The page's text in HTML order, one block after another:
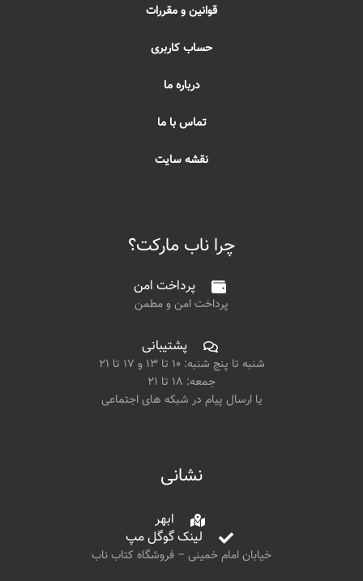
قوانین و مقررات
حساب کاربری
درباره ما
تماس با ما
نقشه سایت
چرا ناب مارکت؟
پرداخت امن
پرداخت امن و مطمن
پشتیبانی
شنبه تا پنج شنبه: ۱۰ تا ۱۳ و ۱۷ تا ۲۱
جمعه: ۱۸ تا ۲۱
یا ارسال پیام در شبکه های اجتماعی
نشانی
ابهر
لینک گوگل مپ
خیابان امام خمینی – فروشگاه کتاب ناب